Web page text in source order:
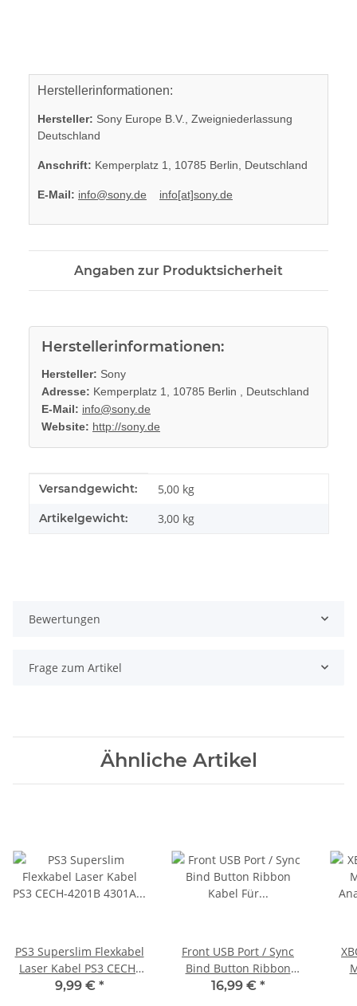
Herstellerinformationen:
Hersteller: Sony Europe B.V., Zweigniederlassung
Deutschland
Anschrift: Kemperplatz 1, 10785 Berlin, Deutschland
E-Mail: info@sony.de info[at]sony.de
Angaben zur Produktsicherheit
Herstellerinformationen:
Hersteller: Sony
Adresse: Kemperplatz 1, 10785 Berlin , Deutschland
E-Mail: info@sony.de
Website: http://sony.de
Produkteigenschaft
Wert
Versandgewicht: 5,00 kg
Artikelgewicht: 3,00 kg
Bewertungen
Frage zum Artikel
Ähnliche Artikel
PS3 Superslim Flexkabel
Laser Kabel PS3 CECH-
4201B 4301A Laufwerk
9,99 € *
Front USB Port / Sync
Bind Button Ribbon
Kabel Für Microsoft Xbox
16,99 € *